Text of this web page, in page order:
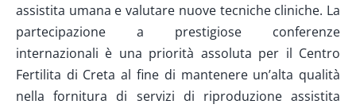
assistita umana e valutare nuove tecniche cliniche. La
partecipazione a prestigiose conferenze
internazionali è una priorità assoluta per il Centro
Fertilita di Creta al fine di mantenere un’alta qualità
nella fornitura di servizi di riproduzione assistita